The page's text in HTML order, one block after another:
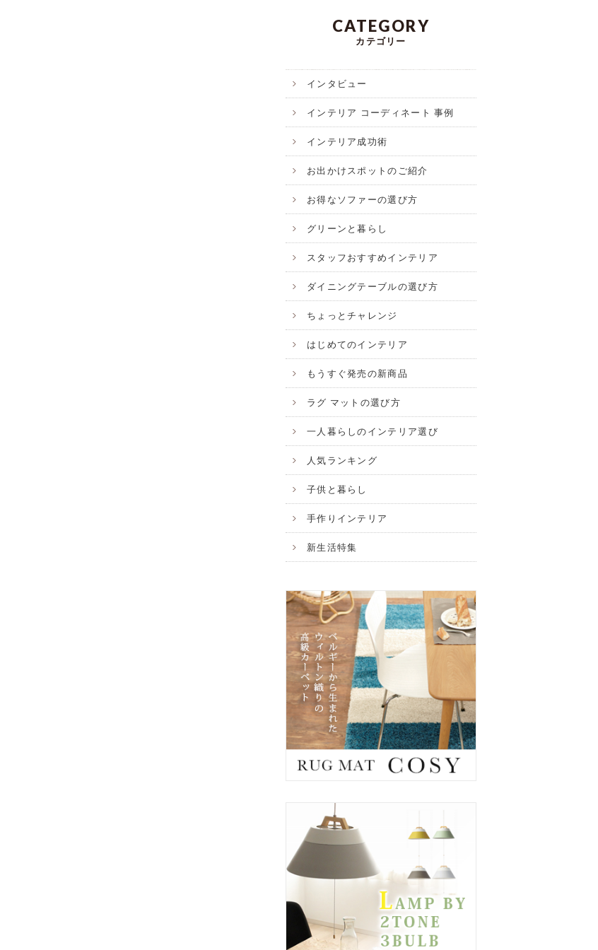
CATEGORY
カテゴリー
インタビュー
インテリア コーディネート 事例
インテリア成功術
お出かけスポットのご紹介
お得なソファーの選び方
グリーンと暮らし
スタッフおすすめインテリア
ダイニングテーブルの選び方
ちょっとチャレンジ
はじめてのインテリア
もうすぐ発売の新商品
ラグ マットの選び方
一人暮らしのインテリア選び
人気ランキング
子供と暮らし
手作りインテリア
新生活特集